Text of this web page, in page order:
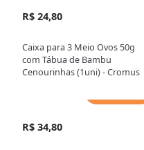
R$ 24,80
Caixa para 3 Meio Ovos 50g
com Tábua de Bambu
Cenourinhas (1uni) - Cromus
R$ 34,80